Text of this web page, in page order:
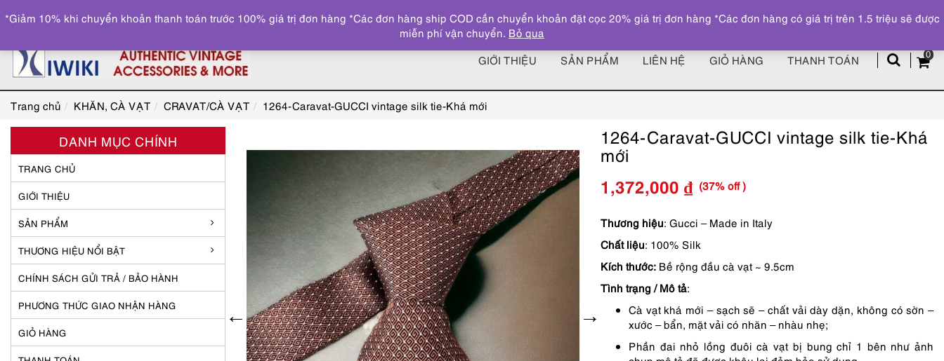
z
0
GIỚI THIỆU SẢN PHẨM LIÊN HỆ GIỎ HÀNG THANH TOÁN
Trang chủ KHĂN, CÀ VẠT CRAVAT/CÀ VẠT 1264-Caravat-GUCCI vintage silk tie-Khá mới
1264-Caravat-GUCCI vintage silk tie-Khá
mới
Giá
gốc
là:
2,190,000 ₫.
1,372,000 ₫
Giá
hiện
tại
là:
(37% off )
Thương hiệu: Gucci – Made in Italy
Chất liệu: 100% Silk
Kích thước: Bề rộng đầu cà vạt ~ 9.5cm
Tình trạng / Mô tả:
Cà vạt khá mới – sạch sẽ – chất vải dày dặn, không có sờn –
xước – bẩn, mặt vải có nhăn – nhàu nhẹ;
Phần đai nhỏ lồng đuôi cà vạt bị bung chỉ 1 bên như ảnh
DANH MỤC CHÍNH
TRANG CHỦ
GIỚI THIỆU
SẢN PHẨM
THƯƠNG HIỆU NỔI BẬT
CHÍNH SÁCH GỬI TRẢ / BẢO HÀNH
PHƯƠNG THỨC GIAO NHẬN HÀNG
GIỎ HÀNG
*Giảm 10% khi chuyển khoản thanh toán trước 100% giá trị đơn hàng *Các đơn hàng ship COD cần chuyển khoản đặt cọc 20% giá trị đơn hàng *Các đơn hàng có giá trị trên 1.5 triệu sẽ được
miễn phí vận chuyển. Bỏ qua